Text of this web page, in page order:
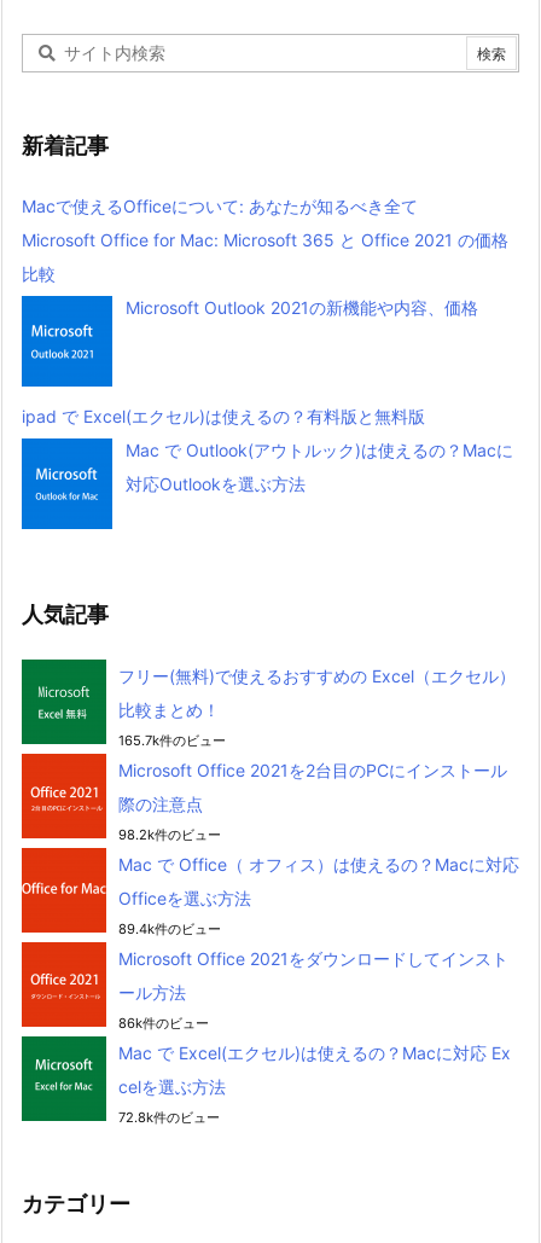
新着記事
Macで使えるOfficeについて: あなたが知るべき全て
Microsoft Office for Mac: Microsoft 365 と Office 2021 の価格
比較
Microsoft Outlook 2021の新機能や内容、価格
ipad で Excel(エクセル)は使えるの？有料版と無料版
Mac で Outlook(アウトルック)は使えるの？Macに
対応Outlookを選ぶ方法
人気記事
フリー(無料)で使えるおすすめの Excel（エクセル）
比較まとめ！
165.7k件のビュー
Microsoft Office 2021を2台目のPCにインストール
際の注意点
98.2k件のビュー
Mac で Office（ オフィス）は使えるの？Macに対応
Officeを選ぶ方法
89.4k件のビュー
Microsoft Office 2021をダウンロードしてインスト
ール方法
86k件のビュー
Mac で Excel(エクセル)は使えるの？Macに対応 Ex
celを選ぶ方法
72.8k件のビュー
カテゴリー